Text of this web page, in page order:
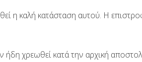
η καλή κατάσταση αυτού. Η
χρεωθεί κατά την αρχική